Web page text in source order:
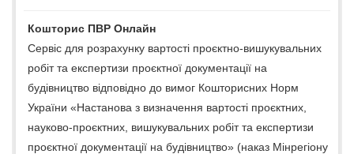
Кошторис ПВР Онлайн
Сервіс для розрахунку вартості проєктно-вишукувальних
робіт та експертизи проєктної документації на
будівництво відповідно до вимог Кошторисних Норм
України «Настанова з визначення вартості проєктних,
науково-проєктних, вишукувальних робіт та експертизи
проєктної документації на будівництво» (наказ Мінрегіону